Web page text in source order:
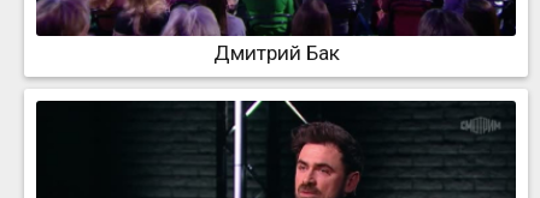
Дмитрий Бак